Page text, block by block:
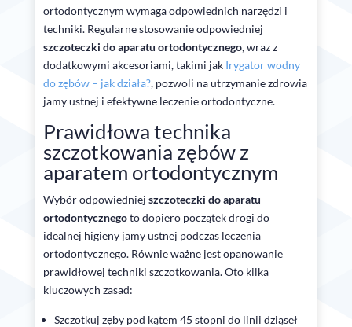
ortodontycznym wymaga odpowiednich narzędzi i
techniki. Regularne stosowanie odpowiedniej
szczoteczki do aparatu ortodontycznego, wraz z
dodatkowymi akcesoriami, takimi jak Irygator wodny
do zębów – jak działa?, pozwoli na utrzymanie zdrowia
jamy ustnej i efektywne leczenie ortodontyczne.
Prawidłowa technika
szczotkowania zębów z
aparatem ortodontycznym
Wybór odpowiedniej szczoteczki do aparatu
ortodontycznegoto dopiero początek drogi do
idealnej higieny jamy ustnej podczas leczenia
ortodontycznego. Równie ważne jest opanowanie
prawidłowej techniki szczotkowania. Oto kilka
kluczowych zasad:
Szczotkuj zęby pod kątem 45 stopni do linii dziąseł